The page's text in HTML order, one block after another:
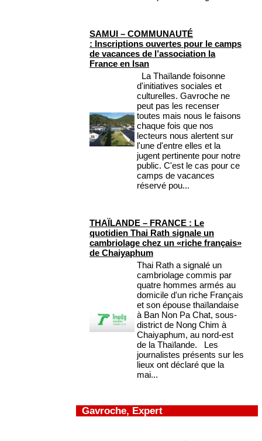
SAMUI – COMMUNAUTÉ
: Inscriptions ouvertes pour le camps
de vacances de l’association la
France en Isan
La Thaïlande foisonne
d'initiatives sociales et
culturelles. Gavroche ne
peut pas les recenser
toutes mais nous le faisons
chaque fois que nos
lecteurs nous alertent sur
l'une d'entre elles et la
jugent pertinente pour notre
public. C'est le cas pour ce
camps de vacances
réservé pou...
THAÏLANDE – FRANCE : Le
quotidien Thai Rath signale un
cambriolage chez un «riche français»
de Chaiyaphum
Thai Rath a signalé un
cambriolage commis par
quatre hommes armés au
domicile d'un riche Français
et son épouse thaïlandaise
à Ban Non Pa Chat, sous-
district de Nong Chim à
Chaiyaphum, au nord-est
de la Thaïlande. Les
journalistes présents sur les
lieux ont déclaré que la
mai...
Gavroche, Expert